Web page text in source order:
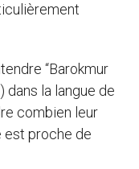
“Barokmur
dans la langue de
combien leur
est proche de